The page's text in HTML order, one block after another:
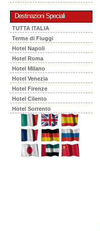
Destinazioni Speciali
TUTTA ITALIA
Terme di Fiuggi
Hotel Napoli
Hotel Roma
Hotel Milano
Hotel Venezia
Hotel Firenze
Hotel Cilento
Hotel Sorrento